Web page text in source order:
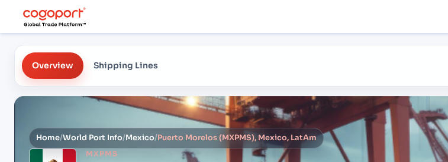
Overview Shipping Lines
Home/World Port Info/Mexico/Puerto Morelos (MXPMS), Mexico, LatAm
MXPMS